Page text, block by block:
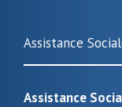
Assistance
Assistance